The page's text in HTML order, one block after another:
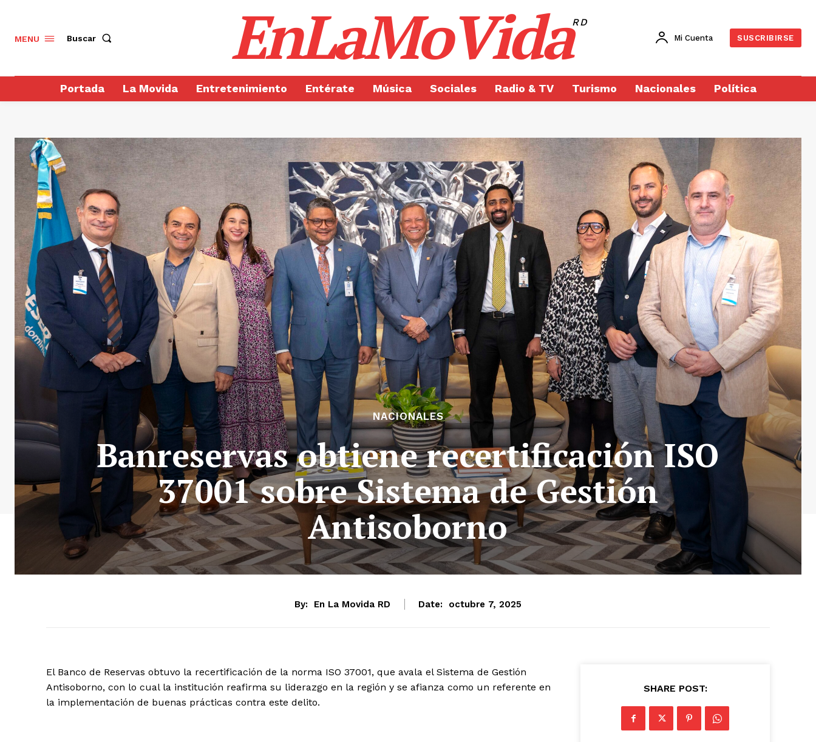
MENU Buscar EnLaMoVidaRD
Mi Cuenta SUSCRIBIRSE
Portada La Movida Entretenimiento Entérate Música Sociales Radio & TV Turismo Nacionales Política
NACIONALES
Banreservas obtiene recertificación ISO
37001 sobre Sistema de Gestión
Antisoborno
By: En La Movida RD Date: octubre 7, 2025
El Banco de Reservas obtuvo la recertificación de la norma ISO 37001, que avala el Sistema de Gestión
Antisoborno, con lo cual la institución reafirma su liderazgo en la región y se afianza como un referente en
la implementación de buenas prácticas contra este delito.
SHARE POST: